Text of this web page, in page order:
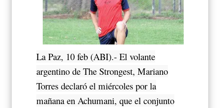
La Paz, 10 feb (ABI).- El volante
argentino de The Strongest, Mariano
Torres declaró el miércoles por la
mañana en Achumani, que el conjunto